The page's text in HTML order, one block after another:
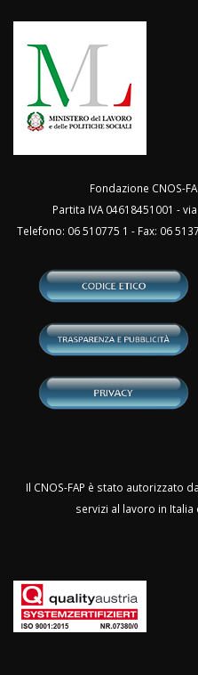
Fondazione CNOS-
Partita IVA 04618451001 -
Telefono: 06 510775 1 - Fax: 06
Il CNOS-FAP è stato autorizzato
servizi al lavoro in Italia